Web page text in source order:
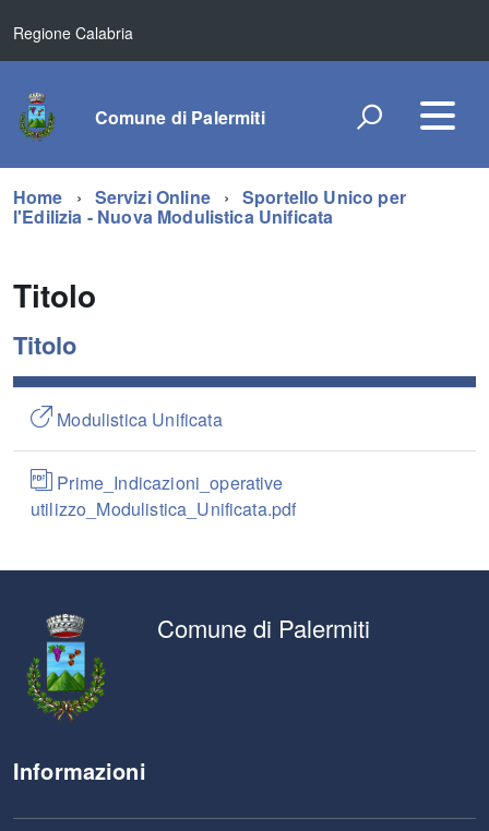
Regione Calabria
Comune di Palermiti
Home Servizi Online Sportello Unico per
l'Edilizia - Nuova Modulistica Unificata
Titolo
Titolo
Modulistica Unificata
Prime_Indicazioni_operative
utilizzo_Modulistica_Unificata.pdf
Comune di Palermiti
Informazioni